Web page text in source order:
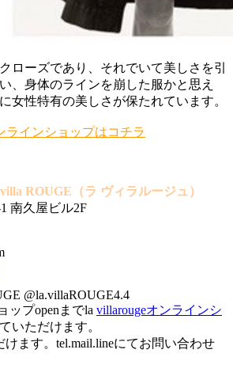
ローズであり、それでいて美しさを引
、身体のラインを崩した服かと思え
女性特有の美しさが保たれています。
ラインショップはコチラ
ROUGE（ラ ヴィラルージュ）
南久屋ビル2F
@la.villaROUGE4.4
ップopenまでla villarougeオンラインシ
いただけます。
ます。tel.mail.lineにてお問い合わせ